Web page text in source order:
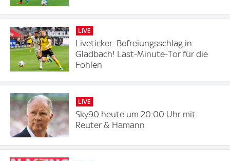
LIVE
Liveticker: Befreiungsschlag in
Gladbach! Last-Minute-Tor für die
Fohlen
LIVE
Sky90 heute um 20:00 Uhr mit
Reuter & Hamann